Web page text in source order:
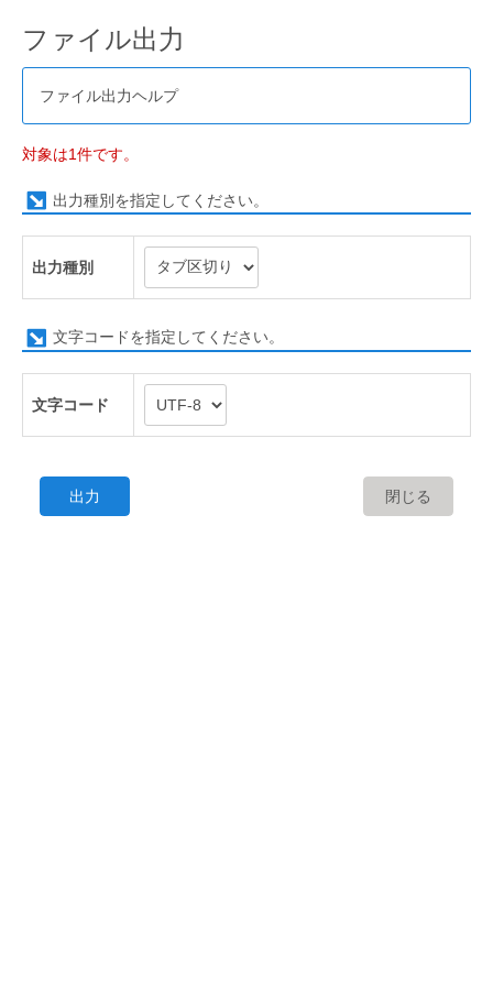
ファイル出力
ファイル出力ヘルプ
対象は1件です。
出力種別を指定してください。
出力種別
文字コードを指定してください。
文字コード